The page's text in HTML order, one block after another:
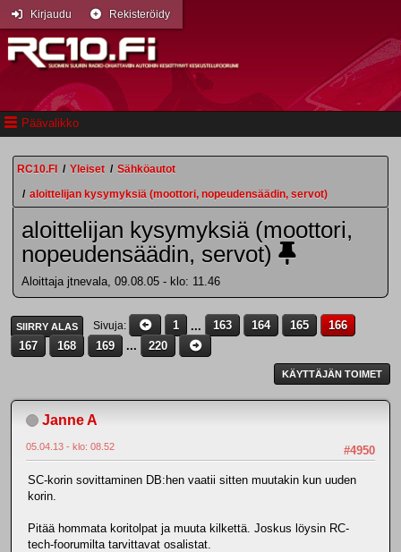
Päävalikko
Kirjaudu Rekisteröidy
RC10.FI / Yleiset / Sähköautot
/ aloittelijan kysymyksiä (moottori, nopeudensäädin, servot)
aloittelijan kysymyksiä (moottori,
nopeudensäädin, servot)
Aloittaja jtnevala, 09.08.05 - klo: 11.46
SIIRRY ALAS Sivuja 1 ... 163 164 165
166
167
168 169 ... 220
KÄYTTÄJÄN TOIMET
Janne A
#4950
05.04.13 - klo: 08.52
SC-korin sovittaminen DB:hen vaatii sitten muutakin kun uuden
korin.
Pitää hommata koritolpat ja muuta kilkettä. Joskus löysin RC-
tech-foorumilta tarvittavat osalistat.